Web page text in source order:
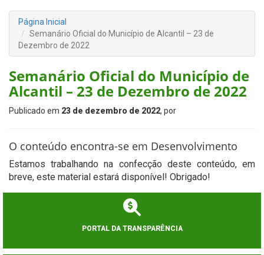
Página Inicial
Semanário Oficial do Município de Alcantil – 23 de
Dezembro de 2022
Semanário Oficial do Município de
Alcantil – 23 de Dezembro de 2022
Publicado em 23 de dezembro de 2022, por
O conteúdo encontra-se em Desenvolvimento
Estamos trabalhando na confecção deste conteúdo, em
breve, este material estará disponível! Obrigado!
PORTAL DA TRANSPARÊNCIA